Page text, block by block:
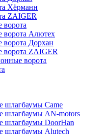
Хёрманн
ZAIGER
Алютех
Дорхан
ZAIGER
ворота
шлагбаумы Came
шлагбаумы AN-motors
шлагбаумы DoorHan
шлагбаумы Alutech